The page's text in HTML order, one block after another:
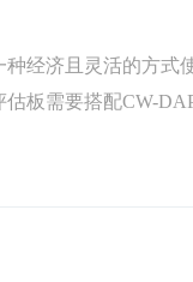
经济且灵活的方
板需要搭配CW-